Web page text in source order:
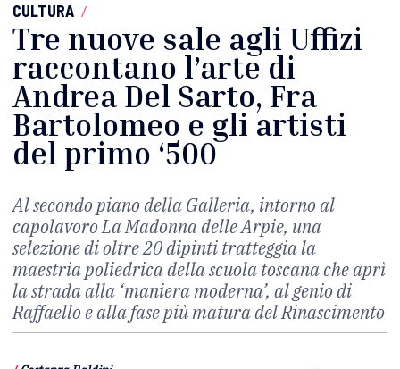
CULTURA /
Tre nuove sale agli Uffizi
raccontano l’arte di
Andrea Del Sarto, Fra
Bartolomeo e gli artisti
del primo ‘500
Al secondo piano della Galleria, intorno al
capolavoro La Madonna delle Arpie, una
selezione di oltre 20 dipinti tratteggia la
maestria poliedrica della scuola toscana che aprì
la strada alla ‘maniera moderna’, al genio di
Raffaello e alla fase più matura del Rinascimento